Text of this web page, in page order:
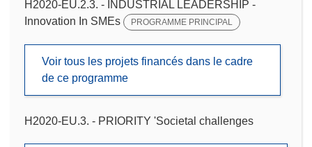
H2020-EU.2.3. - INDUSTRIAL LEADERSHIP -
Innovation In SMEs
PROGRAMME PRINCIPAL
Voir tous les projets financés dans le cadre
de ce programme
H2020-EU.3. - PRIORITY 'Societal challenges